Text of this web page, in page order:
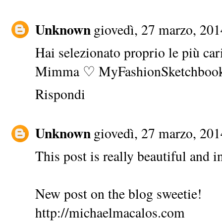
Unknown giovedì, 27 marzo,
Hai selezionato proprio le più
Mimma ♡
Rispondi
Unknown giovedì, 27 marzo,
This post is really beautiful and
New post on the blog sweetie!
http://michaelmacalos.com